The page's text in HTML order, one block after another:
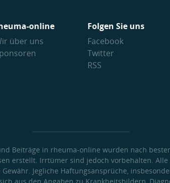
online
über uns
Folgen Sie uns
Facebook
Twitter
RSS
Beiträge in rheuma-online wurden nach
erstellt. Irrtümer sind jedoch vorbehalten. Alle
Jegliche Haftungsansprüche,